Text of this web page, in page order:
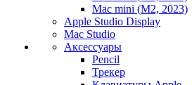
Mac mini (M2, 2023)
Apple Studio Display
Mac Studio
Аксессуары
Pencil
Трекер